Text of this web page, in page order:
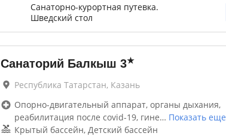
Санаторно-курортная путевка.
Шведский стол
Санаторий Балкыш 3★
Республика Татарстан, Казань
Опорно-двигательный аппарат, органы дыхания,
реабилитация после covid-19, гине… Показать еще
Крытый бассейн, Детский бассейн